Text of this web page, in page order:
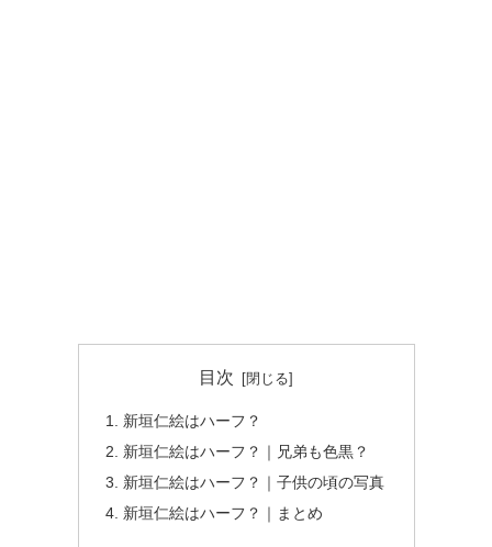
目次
新垣仁絵はハーフ？
新垣仁絵はハーフ？｜兄弟も色黒？
新垣仁絵はハーフ？｜子供の頃の写真
新垣仁絵はハーフ？｜まとめ